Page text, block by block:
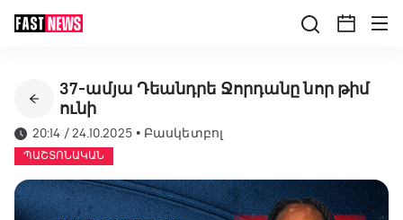
37-ամյա Դեանդրե Ջորդանը նոր թիմ
ունի
20:14 / 24.10.2025 • Բասկետբոլ
ՊԱՇՏՈՆԱԿԱՆ